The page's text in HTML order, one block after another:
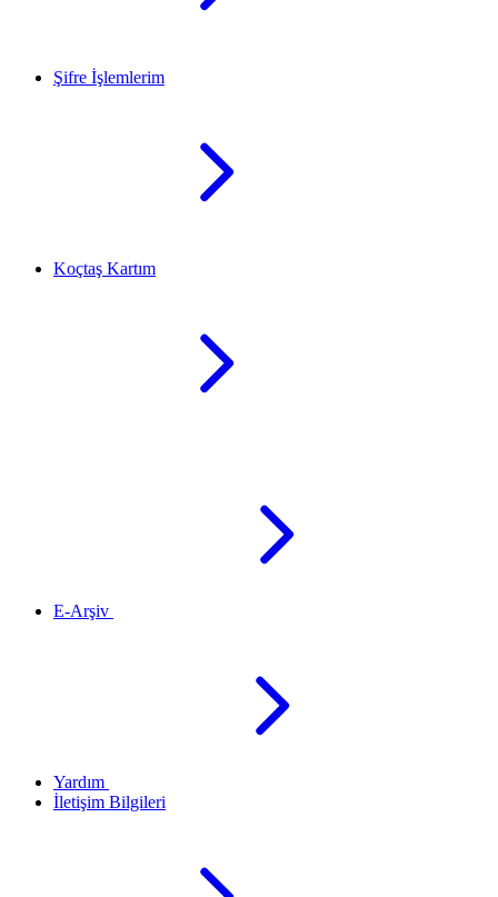
Şifre İşlemlerim
Koçtaş Kartım
E-Arşiv
Yardım
İletişim Bilgileri